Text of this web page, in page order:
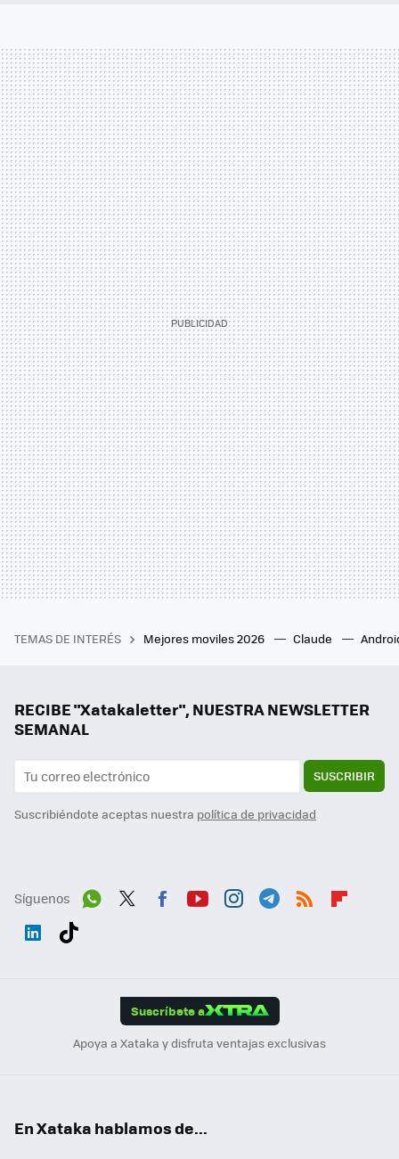
TEMAS DE INTERÉS Mejores moviles 2026 Claude
RECIBE "Xatakaletter", NUESTRA NEWSLETTER
SEMANAL
SUSCRIBIR
Suscribiéndote aceptas nuestra política de privacidad
Síguenos
Suscríbete a
Apoya a Xataka y disfruta ventajas exclusivas
En Xataka hablamos de...